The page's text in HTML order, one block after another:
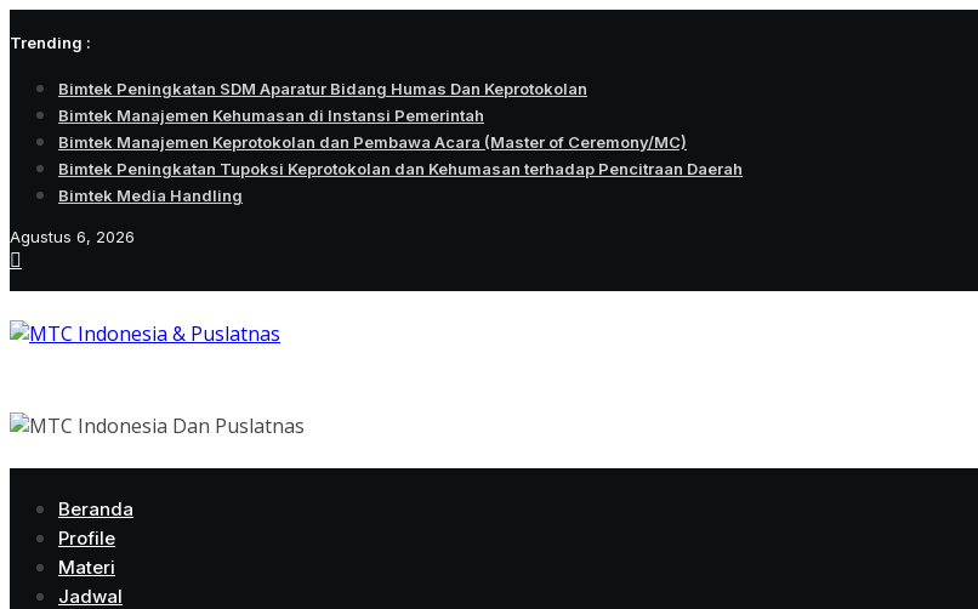
to
Trending :
Bimtek Peningkatan SDM Aparatur Bidang Humas Dan Keprotokolan
Bimtek Manajemen Kehumasan di Instansi Pemerintah
Bimtek Manajemen Keprotokolan dan Pembawa Acara (Master of Ceremony/MC)
Bimtek Peningkatan Tupoksi Keprotokolan dan Kehumasan terhadap Pencitraan Daerah
Bimtek Media Handling
Agustus 6, 2026
Beranda
Profile
Materi
Jadwal